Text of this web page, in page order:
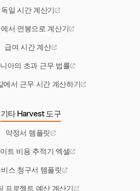
독일 시간 계산기
서 연봉으로 계산기
급여 시간 계산
아의 초과 근무 법률
에서 근무 시간 계산하기
기타 Harvest 도구
약정서 템플릿
트 비용 추적기 엑셀
스 청구서 템플릿
프로젝트 예산 계산기